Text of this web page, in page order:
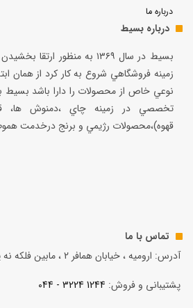
درباره ما
درباره بسیط
بسيط در سال ۱۳۶۹ به منظور
زمينه فروشگاهي شروع به كار كرد از همان
نوعي خاص از محصولات را دارا باشد بسيط
تخصصي در زمينه چاي ،دمنوش ها،
قهوه)،محصولات رژيمي و برنج درخدمت
تماس با ما
آدرس: ارومیه ، خیابان همافر 2 ، مابين فلكه نه پله و کسری
پشتیبانی و فروش: 1244 3224 - 044